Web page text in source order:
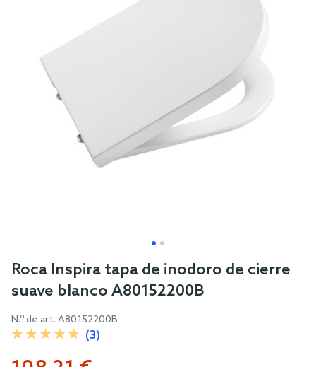
gallery
Skip
beginning
of
Roca Inspira tapa de inodoro de cierre
suave blanco A80152200B
N.º de art. A80152200B
(3)